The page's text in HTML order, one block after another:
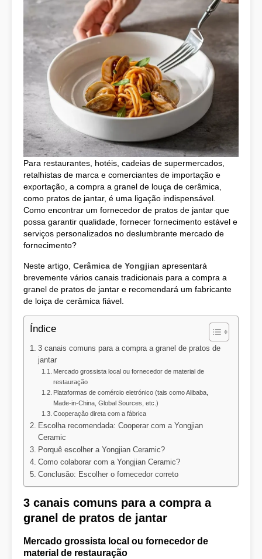
Para restaurantes, hotéis, cadeias de supermercados,
retalhistas de marca e comerciantes de importação e
exportação, a compra a granel de louça de cerâmica,
como pratos de jantar, é uma ligação indispensável.
Como encontrar um fornecedor de pratos de jantar que
possa garantir qualidade, fornecer fornecimento estável e
serviços personalizados no deslumbrante mercado de
fornecimento?
Neste artigo, Cerâmica de Yongjian apresentará
brevemente vários canais tradicionais para a compra a
granel de pratos de jantar e recomendará um fabricante
de loiça de cerâmica fiável.
Índice
3 canais comuns para a compra a granel de pratos de
jantar
Mercado grossista local ou fornecedor de material de
restauração
Plataformas de comércio eletrónico (tais como Alibaba,
Made-in-China, Global Sources, etc.)
Cooperação direta com a fábrica
Escolha recomendada: Cooperar com a Yongjian
Ceramic
Porquê escolher a Yongjian Ceramic?
Como colaborar com a Yongjian Ceramic?
Conclusão: Escolher o fornecedor correto
3 canais comuns para a compra a
granel de pratos de jantar
Mercado grossista local ou fornecedor de
material de restauração